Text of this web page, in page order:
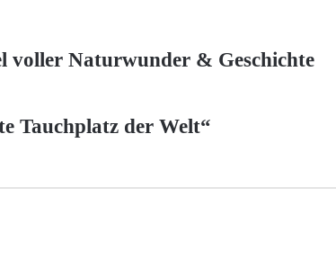
voller Naturwunder & Geschichte
Tauchplatz der Welt“